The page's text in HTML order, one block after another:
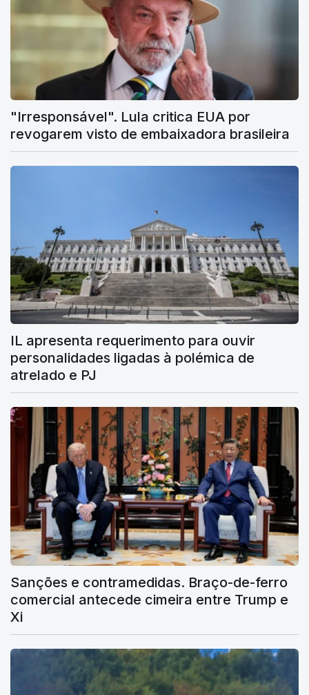
"Irresponsável". Lula critica EUA por
revogarem visto de embaixadora brasileira
IL apresenta requerimento para ouvir
personalidades ligadas à polémica de
atrelado e PJ
Sanções e contramedidas. Braço-de-ferro
comercial antecede cimeira entre Trump e
Xi